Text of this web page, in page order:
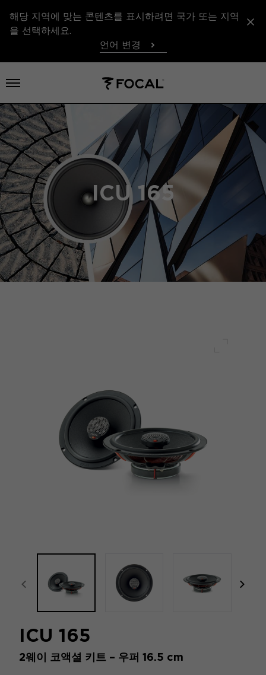
해당 지역에 맞는 콘텐츠를 표시하려면 국가 또는 지역
을 선택하세요.
언어 변경
메뉴 열기
ICU 165
focal-naim-frontent::misc.prev_label
ICU 165
2웨이 코액셜 키트 – 우퍼 16.5 cm